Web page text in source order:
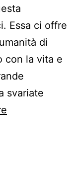
Essa ci offre
di
con la vita e
svariate